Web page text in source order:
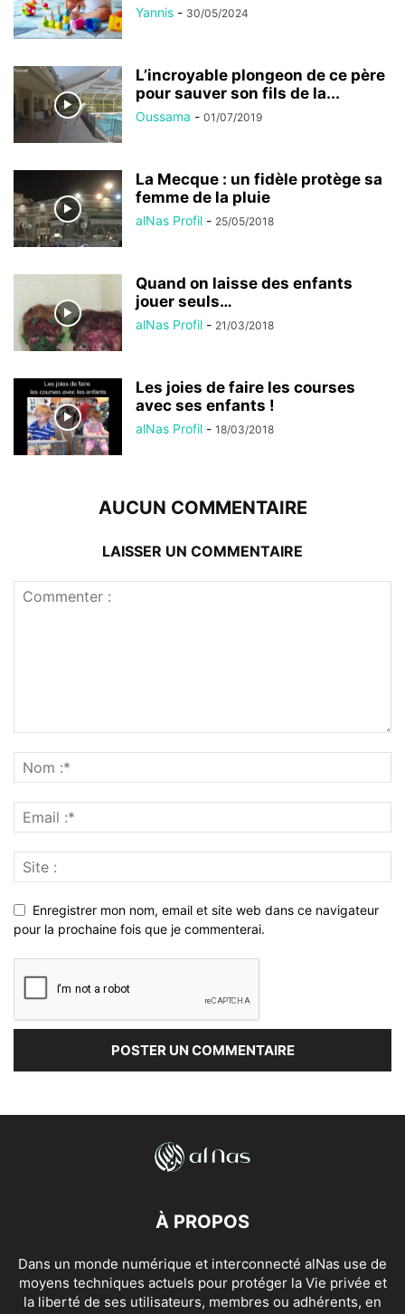
Yannis - 30/05/2024
L’incroyable plongeon de ce père
pour sauver son fils de la...
Oussama - 01/07/2019
La Mecque : un fidèle protège sa
femme de la pluie
alNas Profil - 25/05/2018
Quand on laisse des enfants
jouer seuls…
alNas Profil - 21/03/2018
Les joies de faire les courses
avec ses enfants !
alNas Profil - 18/03/2018
AUCUN COMMENTAIRE
LAISSER UN COMMENTAIRE
Enregistrer mon nom, email et site web dans ce navigateur
pour la prochaine fois que je commenterai.
À PROPOS
Dans un monde numérique et interconnecté alNas use de
moyens techniques actuels pour protéger la Vie privée et
la liberté de ses utilisateurs, membres ou adhérents, en